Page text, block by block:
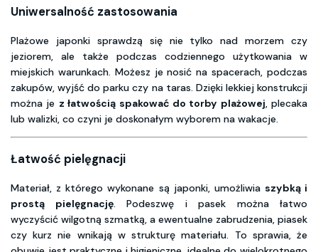
Uniwersalność zastosowania
Plażowe japonki sprawdzą się nie tylko nad morzem czy
jeziorem, ale także podczas codziennego użytkowania w
miejskich warunkach. Możesz je nosić na spacerach, podczas
zakupów, wyjść do parku czy na taras. Dzięki lekkiej konstrukcji
można je z łatwością spakować do torby plażowej, plecaka
lub walizki, co czyni je doskonałym wyborem na wakacje.
Łatwość pielęgnacji
Materiał, z którego wykonane są japonki, umożliwia szybką i
prostą pielęgnację. Podeszwę i pasek można łatwo
wyczyścić wilgotną szmatką, a ewentualne zabrudzenia, piasek
czy kurz nie wnikają w strukturę materiału. To sprawia, że